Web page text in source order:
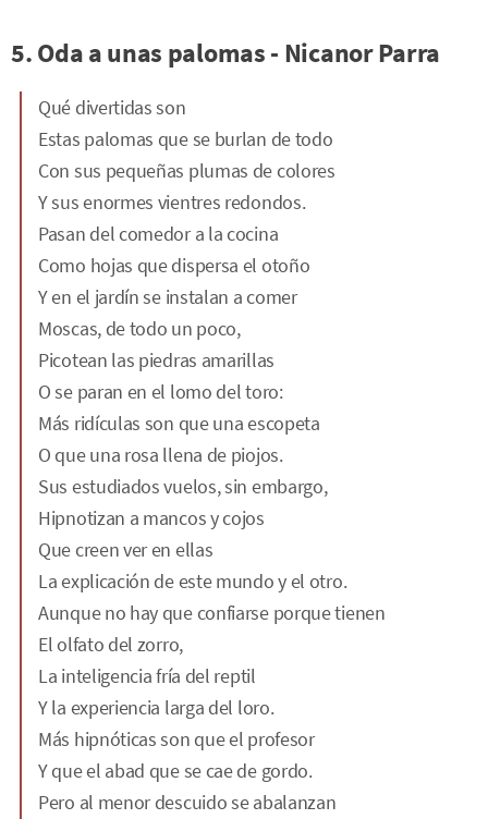
5. Oda a unas palomas - Nicanor Parra
Qué divertidas son
Estas palomas que se burlan de todo
Con sus pequeñas plumas de colores
Y sus enormes vientres redondos.
Pasan del comedor a la cocina
Como hojas que dispersa el otoño
Y en el jardín se instalan a comer
Moscas, de todo un poco,
Picotean las piedras amarillas
O se paran en el lomo del toro:
Más ridículas son que una escopeta
O que una rosa llena de piojos.
Sus estudiados vuelos, sin embargo,
Hipnotizan a mancos y cojos
Que creen ver en ellas
La explicación de este mundo y el otro.
Aunque no hay que confiarse porque tienen
El olfato del zorro,
La inteligencia fría del reptil
Y la experiencia larga del loro.
Más hipnóticas son que el profesor
Y que el abad que se cae de gordo.
Pero al menor descuido se abalanzan